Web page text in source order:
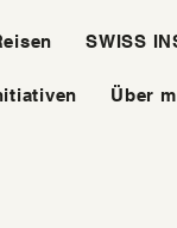
SWISS
Über